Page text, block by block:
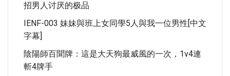
招男人讨厌的极品
IENF-003 妹妹與班上女同學5人與我一位男性[中文
字幕]
陰陽師百聞牌：這是大天狗最威風的一次，1v4連
斬4牌手